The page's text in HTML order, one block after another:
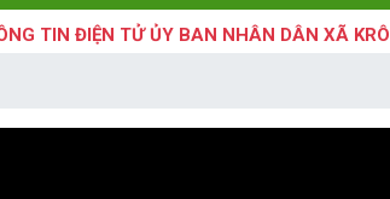
TIN ĐIỆN TỬ ỦY BAN NHÂN DÂN XÃ KRÔNG